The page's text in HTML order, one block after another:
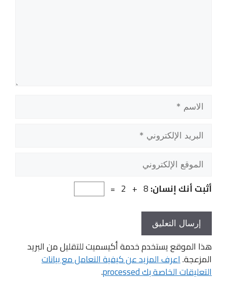
الاسم
البريد
الإلكتروني
الموقع
الإلكتروني
أثبت أنك إنسان:8 + 2 =
هذا الموقع يستخدم خدمة أكيسميت للتقليل من البريد
المزعجة.اعرف المزيد عن كيفية التعامل مع بيانات
التعليقات الخاصة بك processed .